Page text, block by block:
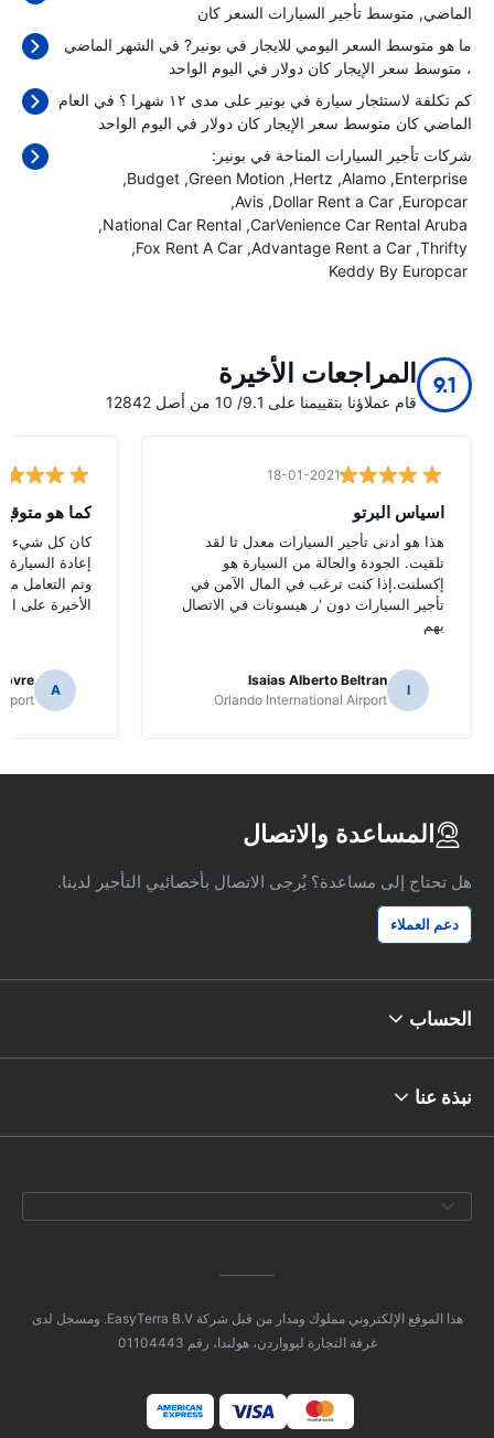
الماضي, متوسط تأجير السيارات السعر كان
ما هو متوسط السعر اليومي للايجار في بونير? في الشهر الماضي
، متوسط سعر الإيجار كان دولار في اليوم الواحد
كم تكلفة لاستئجار سيارة في بونير على مدى ١٢ شهرا ؟ في العام
الماضي كان متوسط سعر الإيجار كان دولار في اليوم الواحد
شركات تأجير السيارات المتاحة في بونير:
Enterprise
Alamo
Hertz
Green Motion
Budget
Europcar
Dollar Rent a Car
Avis
CarVenience Car Rental Aruba
National Car Rental
Thrifty
Advantage Rent a Car
Fox Rent A Car
Keddy By Europcar
9.1 المراجعات الأخيرة
قام عملاؤنا بتقييمنا على 9.1/ 10 من أصل 12842
18-01-2021
اسياس البرتو
هذا هو أدنى تأجير السيارات معدل ثا لقد
تلقيت. الجودة والحالة من السيارة هو
إكسلنت.إذا كنت ترغب في المال الآمن في
تأجير السيارات دون 'ر هيسوتات في الاتصال
بهم
I
Isaias Alberto Beltran
Orlando International Airport
كما هو متوقع
كان كل شيء
إعادة السيارة
وتم التعامل
الأخيرة على
A
المساعدة والاتصال
هل تحتاج إلى مساعدة؟ يُرجى الاتصال بأخصائيي التأجير لدينا.
دعم العملاء
الحساب
نبذة عنا
هذا الموقع الإلكتروني مملوك ومدار من قبل شركة EasyTerra B.V. ومسجل لدى
غرفة التجارة ليوواردن، هولندا، رقم 01104443